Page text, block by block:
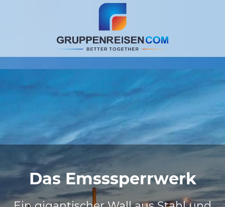
Das Emsssperrwerk